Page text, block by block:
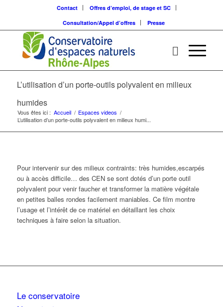
Contact
Offres d’emploi, de stage et SC
Consultation/Appel d’offres
Presse
L’utilisation d’un porte-outils polyvalent en milieux
humides
Vous êtes ici : Accueil / Espaces videos /
L’utilisation d’un porte-outils polyvalent en milieux humi...
Pour intervenir sur des milieux contraints: très humides,escarpés
ou à accès difficile… des CEN se sont dotés d’un porte outil
polyvalent pour venir faucher et transformer la matière végétale
en petites balles rondes facilement maniables. Ce film montre
l’usage et l’intérêt de ce matériel en détaillant les choix
techniques à faire selon la situation.
Le conservatoire